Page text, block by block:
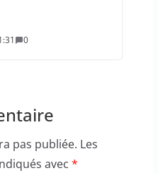
0
pas publiée. Les
avec *